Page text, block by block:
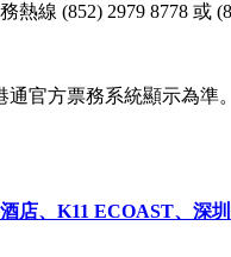
線 (852) 2979 8778 或
官方票務系統顯示為準
店、K11 ECOAST、深